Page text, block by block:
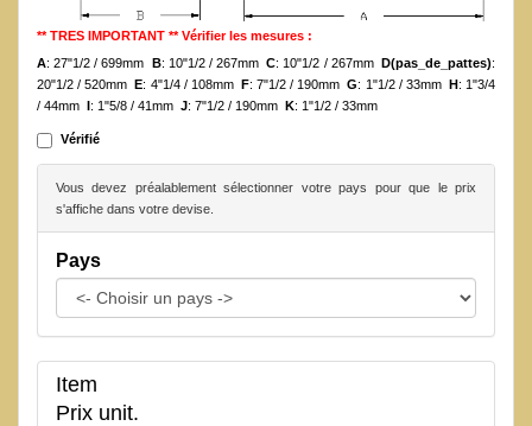
** TRES IMPORTANT ** Vérifier les mesures :
A: 27"1/2 / 699mm B: 10"1/2 / 267mmC: 10"1/2 / 267mmD(pas_de_pattes):
20"1/2 / 520mmE: 4"1/4 / 108mm F: 7"1/2 / 190mmG: 1"1/2 / 33mm H: 1"3/4
/ 44mm I: 1"5/8 / 41mm J: 7"1/2 / 190mm K: 1"1/2 / 33mm
Vérifié
Vous devez préalablement sélectionner votre pays pour que le prix
s'affiche dans votre devise.
Pays
Item
Prix unit.